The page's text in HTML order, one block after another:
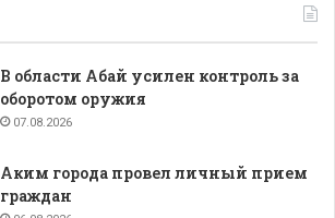
В области Абай усилен контроль за
оборотом оружия
07.08.2026
Аким города провел личный прием
граждан